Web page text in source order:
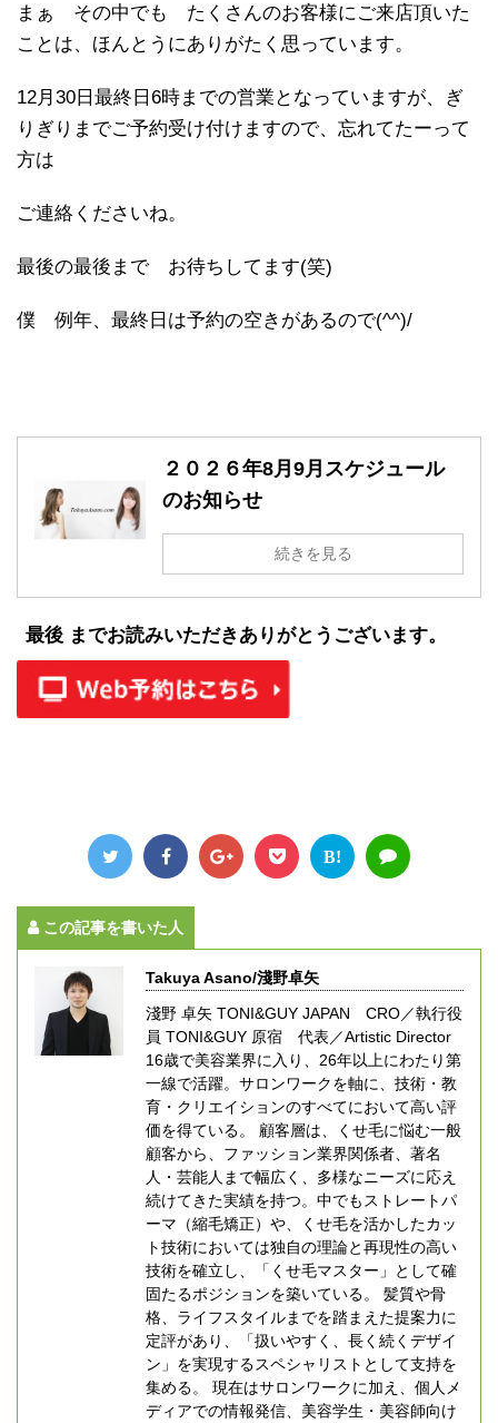
まぁ その中でも たくさんのお客様にご来店頂いた
ことは、ほんとうにありがたく思っています。
12月30日最終日6時までの営業となっていますが、ぎ
りぎりまでご予約受け付けますので、忘れてたーって
方は
ご連絡くださいね。
最後の最後まで お待ちしてます(笑)
僕 例年、最終日は予約の空きがあるので(^^)/
２０２６年8月9月スケジュール
のお知らせ
続きを見る
最後 までお読みいただきありがとうございます。
B!
この記事を書いた人
Takuya Asano/淺野卓矢
淺野 卓矢 TONI&GUY JAPAN CRO／執行役
員 TONI&GUY 原宿 代表／Artistic Director
16歳で美容業界に入り、26年以上にわたり第
一線で活躍。サロンワークを軸に、技術・教
育・クリエイションのすべてにおいて高い評
価を得ている。 顧客層は、くせ毛に悩む一般
顧客から、ファッション業界関係者、著名
人・芸能人まで幅広く、多様なニーズに応え
続けてきた実績を持つ。中でもストレートパ
ーマ（縮毛矯正）や、くせ毛を活かしたカッ
ト技術においては独自の理論と再現性の高い
技術を確立し、「くせ毛マスター」として確
固たるポジションを築いている。 髪質や骨
格、ライフスタイルまでを踏まえた提案力に
定評があり、「扱いやすく、長く続くデザイ
ン」を実現するスペシャリストとして支持を
集める。 現在はサロンワークに加え、個人メ
ディアでの情報発信、美容学生・美容師向け